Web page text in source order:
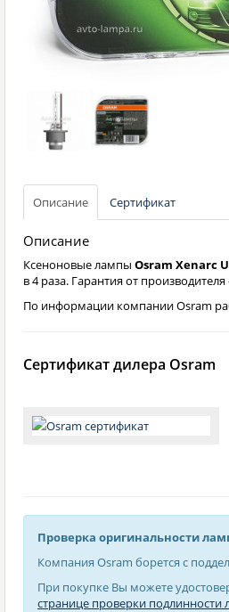
Описание Сертификат
Описание
Ксеноновые лампы Osram Xenarc
в 4 раза. Гарантия от
По информации компании Osram
Сертификат дилера Osram
Проверка оригинальности
Компания Osram борется с
При покупке Вы можете
странице проверки подлинности